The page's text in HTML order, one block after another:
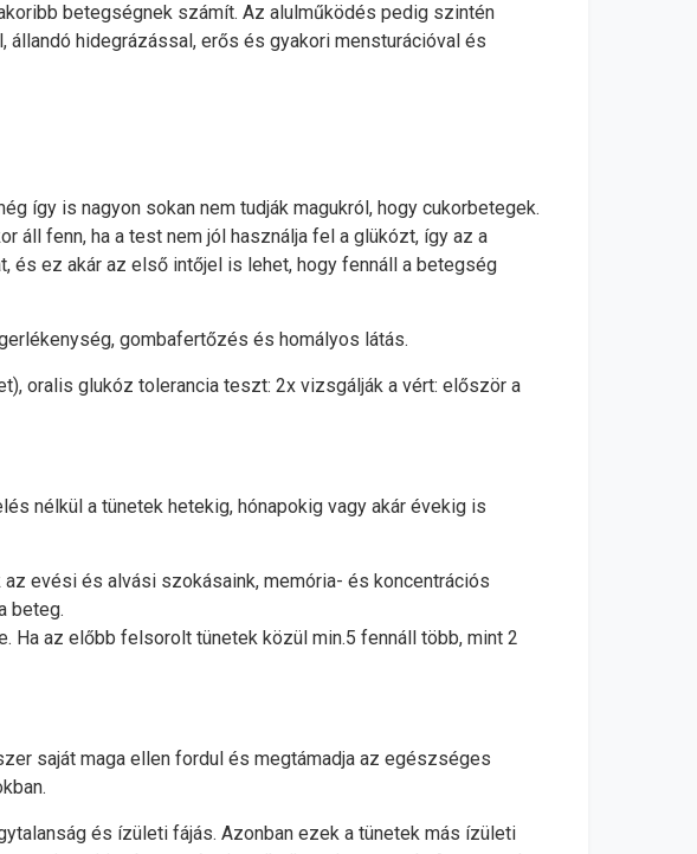
betegségnek számít. Az alulműködés pedig szintén
hidegrázással, erős és gyakori mensturációval és
így is nagyon sokan nem tudják magukról, hogy cukorbetegek.
áll fenn, ha a test nem jól használja fel a glükózt, így az a
és ez akár az első intőjel is lehet, hogy fennáll a betegség
gombafertőzés és homályos látás.
oralis glukóz tolerancia teszt: 2x vizsgálják a vért: először a
nélkül a tünetek hetekig, hónapokig vagy akár évekig is
evési és alvási szokásaink, memória- és koncentrációs
beteg.
az előbb felsorolt tünetek közül min.5 fennáll több, mint 2
saját maga ellen fordul és megtámadja az egészséges
és ízületi fájás. Azonban ezek a tünetek más ízületi